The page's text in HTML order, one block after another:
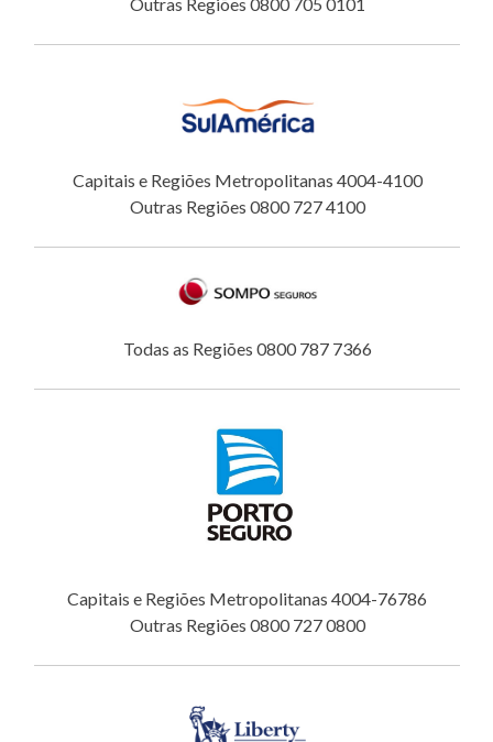
Capitais e Regiões Metropolitanas 4004-4100
Outras Regiões 0800 727 4100
Todas as Regiões 0800 787 7366
Capitais e Regiões Metropolitanas 4004-76786
Outras Regiões 0800 727 0800